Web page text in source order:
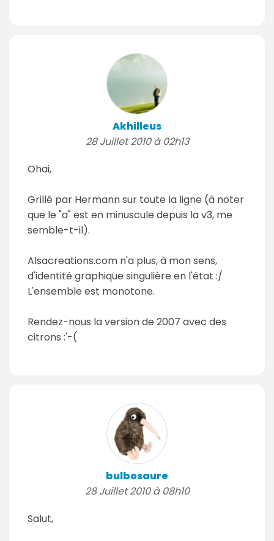
Akhilleus
28 Juillet 2010 à 02h13
Ohai,
Grillé par Hermann sur toute la ligne (à noter
que le "a" est en minuscule depuis la v3, me
semble-t-il).
Alsacreations.com n'a plus, à mon sens,
d'identité graphique singulière en l'état :/
L'ensemble est monotone.
Rendez-nous la version de 2007 avec des
citrons :'-(
bulbosaure
28 Juillet 2010 à 08h10
Salut,